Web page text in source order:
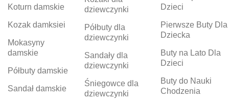
Koturn damskie
Kozak damksiei
Mokasyny
damskie
Półbuty damskie
Sandał damskie
dziewczynki
Półbuty dla
dziewczynki
Sandały dla
dziewczynki
Śniegowce dla
dziewczynki
Dzieci
Pierwsze Buty Dla
Dziecka
Buty na Lato Dla
Dzieci
Buty do Nauki
Chodzenia